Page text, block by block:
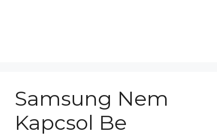
Samsung Nem
Kapcsol Be